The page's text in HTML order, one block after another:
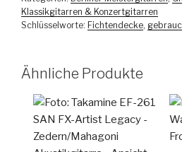
Klassikgitarren & Konzertgitarren
Schlüsselworte: Fichtendecke,
Ähnliche Produkte